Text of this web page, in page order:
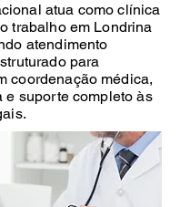
atua como clínica
trabalho em Londrina
atendimento
para
coordenação médica,
e suporte completo às